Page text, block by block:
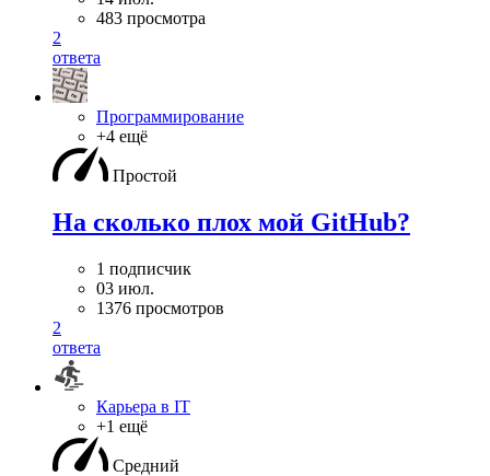
483 просмотра
2
ответа
Программирование
+4 ещё
Простой
На сколько плох мой GitHub?
1 подписчик
03 июл.
1376 просмотров
2
ответа
Карьера в IT
+1 ещё
Средний